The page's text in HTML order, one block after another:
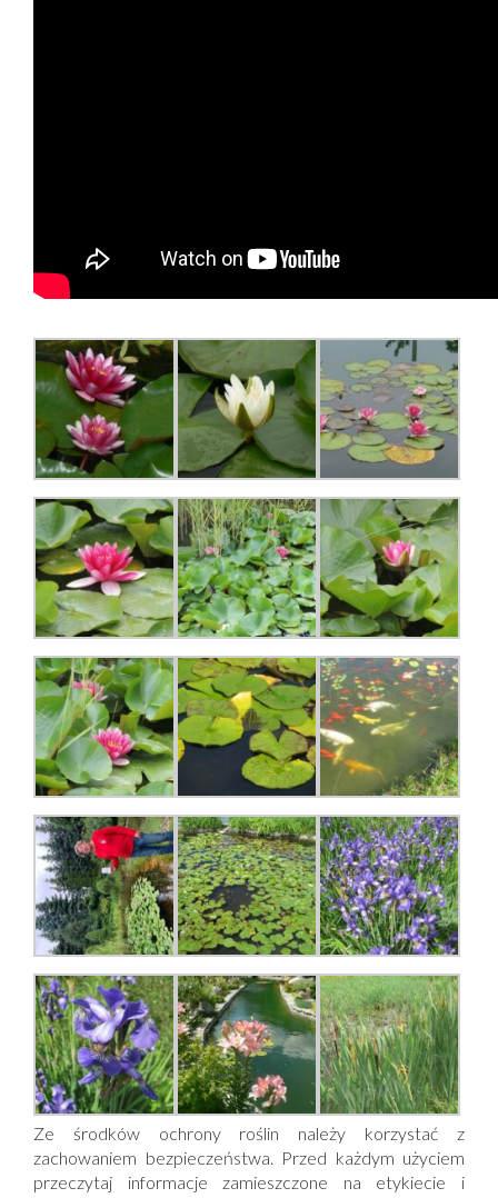
Ze środków ochrony roślin należy korzystać z
zachowaniem bezpieczeństwa. Przed każdym użyciem
przeczytaj informacje zamieszczone na etykiecie i